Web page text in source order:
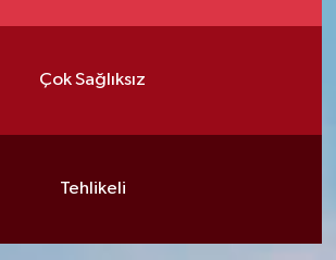
Çok Sağlıksız
Tehlikeli